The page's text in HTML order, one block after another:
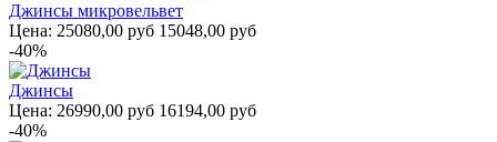
Джинсы микровельвет
Цена: 25080,00 руб 15048,00 руб
-40%
Джинсы
Цена: 26990,00 руб 16194,00 руб
-40%